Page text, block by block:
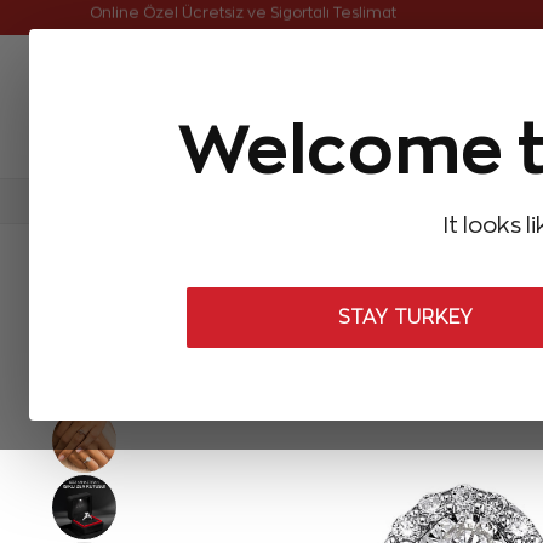
Welcome
It looks
STAY TURKEY
Online Özel Ücretsiz ve Sigortalı Teslimat
Aynı Gün Kargo Çok Satanlar